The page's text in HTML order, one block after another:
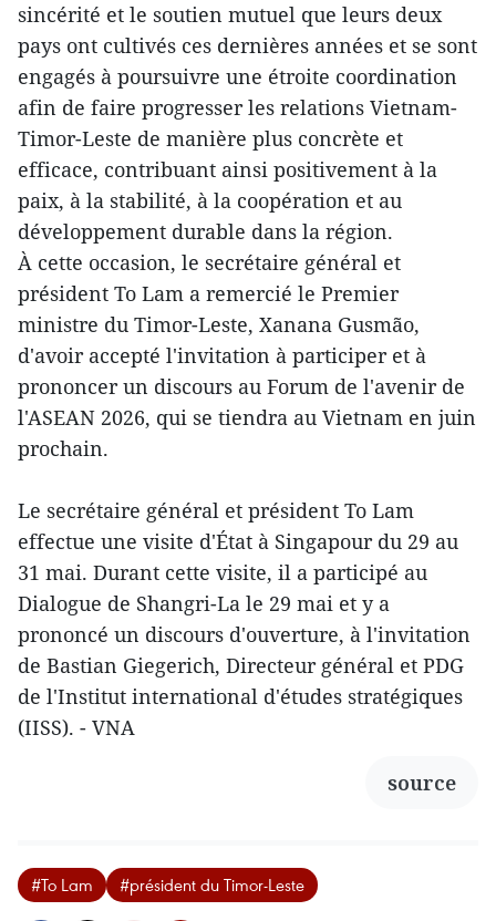
sincérité et le soutien mutuel que leurs deux
pays ont cultivés ces dernières années et se sont
engagés à poursuivre une étroite coordination
afin de faire progresser les relations Vietnam-
Timor-Leste de manière plus concrète et
efficace, contribuant ainsi positivement à la
paix, à la stabilité, à la coopération et au
développement durable dans la région.
À cette occasion, le secrétaire général et
président To Lam a remercié le Premier
ministre du Timor-Leste, Xanana Gusmão,
d'avoir accepté l'invitation à participer et à
prononcer un discours au Forum de l'avenir de
l'ASEAN 2026, qui se tiendra au Vietnam en juin
prochain.
Le secrétaire général et président To Lam
effectue une visite d'État à Singapour du 29 au
31 mai. Durant cette visite, il a participé au
Dialogue de Shangri-La le 29 mai et y a
prononcé un discours d'ouverture, à l'invitation
de Bastian Giegerich, Directeur général et PDG
de l'Institut international d'études stratégiques
(IISS). - VNA
source
#To Lam #président du Timor-Leste